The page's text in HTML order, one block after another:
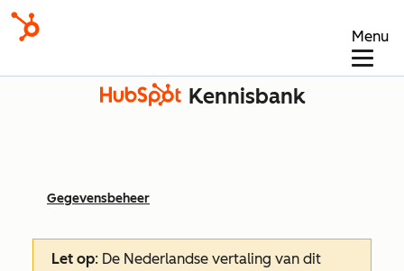
Menu
Kennisbank
Gegevensbeheer
Let op: De Nederlandse vertaling van dit